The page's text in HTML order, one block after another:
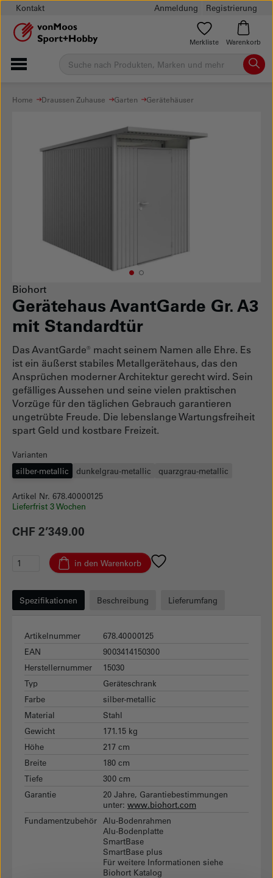
Kontakt Anmeldung Registrierung
Merkliste Warenkorb
Home Draussen Zuhause Garten Gerätehäuser
1Current Item
2
Biohort
Gerätehaus AvantGarde Gr. A3
mit Standardtür
Das AvantGarde® macht seinem Namen alle Ehre. Es
ist ein äußerst stabiles Metallgerätehaus, das den
Ansprüchen moderner Architektur gerecht wird. Sein
gefälliges Aussehen und seine vielen praktischen
Vorzüge für den täglichen Gebrauch garantieren
ungetrübte Freude. Die lebenslange Wartungsfreiheit
spart Geld und kostbare Freizeit.
Varianten
silber-metallic
dunkelgrau-metallic quarzgrau-metallic
Artikel Nr. 678.40000125
Lieferfrist 3 Wochen
CHF 2’349.00
in den Warenkorb
Spezifikationen Beschreibung Lieferumfang
Artikelnummer
678.40000125
EAN
9003414150300
Herstellernummer
15030
Typ
Geräteschrank
Farbe
silber-metallic
Material
Stahl
Gewicht
171.15 kg
Höhe
217 cm
Breite
180 cm
Tiefe
300 cm
Garantie
20 Jahre, Garantiebestimmungen
unter: www.biohort.com
Fundamentzubehör Alu-Bodenrahmen
Alu-Bodenplatte
SmartBase
SmartBase plus
Für weitere Informationen siehe
Biohort Katalog